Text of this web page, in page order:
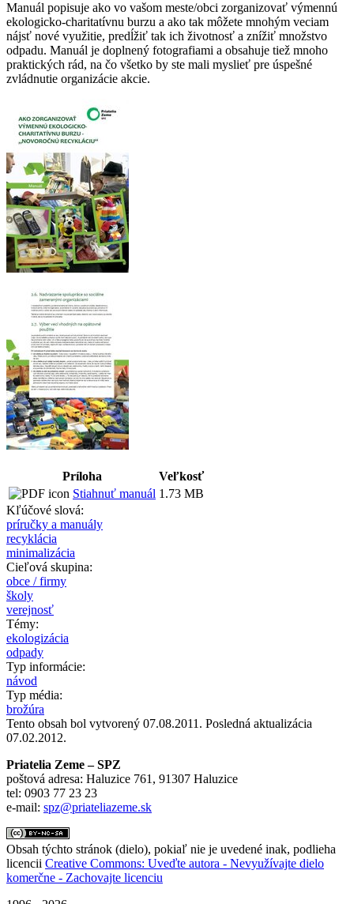
Manuál popisuje ako vo vašom meste/obci zorganizovať výmennú
ekologicko-charitatívnu burzu a ako tak môžete mnohým veciam
nájsť nové využitie, predĺžiť tak ich životnosť a znížiť množstvo
odpadu. Manuál je doplnený fotografiami a obsahuje tiež mnoho
praktických rád, na čo všetko by ste mali myslieť pre úspešné
zvládnutie organizácie akcie.
Príloha
Veľkosť
Stiahnuť manuál 1.73 MB
Kľúčové slová:
príručky a manuály
recyklácia
minimalizácia
Cieľová skupina:
obce / firmy
školy
verejnosť
Témy:
ekologizácia
odpady
Typ informácie:
návod
Typ média:
brožúra
Tento obsah bol vytvorený 07.08.2011. Posledná aktualizácia
07.02.2012.
Priatelia Zeme – SPZ
poštová adresa: Haluzice 761, 91307 Haluzice
tel: 0903 77 23 23
e-mail: spz@priateliazeme.sk
Obsah týchto stránok (dielo), pokiaľ nie je uvedené inak, podlieha
licencii Creative Commons: Uveďte autora - Nevyužívajte dielo
komerčne - Zachovajte licenciu